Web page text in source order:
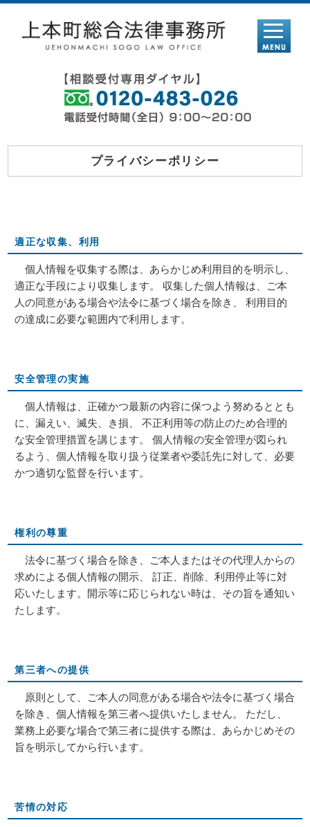
プライバシーポリシー
適正な収集、利用
個人情報を収集する際は、あらかじめ利用目的を明示し、
適正な手段により収集します。 収集した個人情報は、ご本
人の同意がある場合や法令に基づく場合を除き、 利用目的
の達成に必要な範囲内で利用します。
安全管理の実施
個人情報は、正確かつ最新の内容に保つよう努めるととも
に、漏えい、滅失、き損、 不正利用等の防止のため合理的
な安全管理措置を講じます。 個人情報の安全管理が図られ
るよう、個人情報を取り扱う従業者や委託先に対して、必要
かつ適切な監督を行います。
権利の尊重
法令に基づく場合を除き、ご本人またはその代理人からの
求めによる個人情報の開示、 訂正、削除、利用停止等に対
応いたします。開示等に応じられない時は、その旨を通知い
たします。
第三者への提供
原則として、ご本人の同意がある場合や法令に基づく場合
を除き、個人情報を第三者へ提供いたしません。 ただし、
業務上必要な場合で第三者に提供する際は、あらかじめその
旨を明示してから行います。
苦情の対応